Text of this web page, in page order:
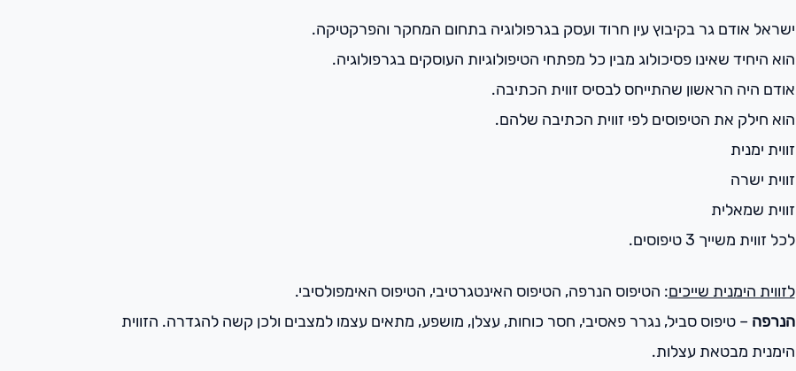
ישראל אודם גר בקיבוץ עין חרוד ועסק בגרפולוגיה בתחום המחקר והפרקטיקה.
הוא היחיד שאינו פסיכולוג מבין כל מפתחי הטיפולוגיות העוסקים בגרפולוגיה.
אודם היה הראשון שהתייחס לבסיס זווית הכתיבה.
הוא חילק את הטיפוסים לפי זווית הכתיבה שלהם.
זווית ימנית
זווית ישרה
זווית שמאלית
לכל זווית משייך 3 טיפוסים.
לזווית הימנית שייכים: הטיפוס הנרפה, הטיפוס האינטגרטיבי, הטיפוס האימפולסיבי.
הנרפה – טיפוס סביל, נגרר פאסיבי, חסר כוחות, עצלן, מושפע, מתאים עצמו למצבים ולכן קשה להגדרה. הזווית
הימנית מבטאת עצלות.